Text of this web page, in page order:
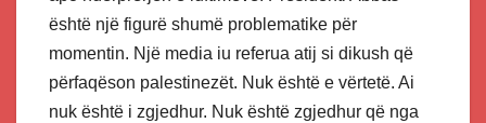
është një figurë shumë problematike për
momentin. Një media iu referua atij si dikush që
përfaqëson palestinezët. Nuk është e vërtetë. Ai
nuk është i zgjedhur. Nuk është zgjedhur që nga